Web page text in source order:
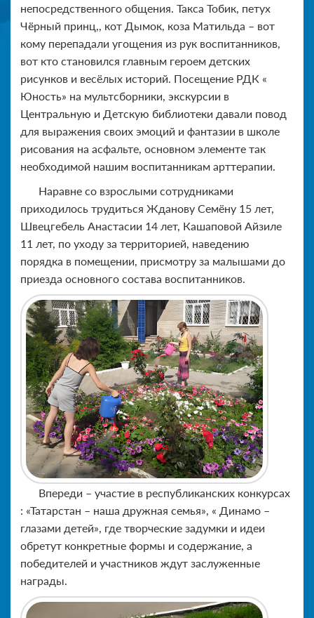
непосредственного общения. Такса Тобик, петух
Чёрный принц,, кот Дымок, коза Матильда – вот
кому перепадали угощения из рук воспитанников,
вот кто становился главным героем детских
рисунков и весёлых историй. Посещение РДК «
Юность» на мультсборники, экскурсии в
Центральную и Детскую библиотеки давали повод
для выражения своих эмоций и фантазии в школе
рисования на асфальте, основном элементе так
необходимой нашим воспитанникам арттерапии.
Наравне со взрослыми сотрудниками
приходилось трудиться Жданову Семёну 15 лет,
Швецгебель Анастасии 14 лет, Кашаповой Айзиле
11 лет, по уходу за территорией, наведению
порядка в помещении, присмотру за малышами до
приезда основного состава воспитанников.
Впереди – участие в республиканских конкурсах
: «Татарстан – наша дружная семья», « Динамо –
глазами детей», где творческие задумки и идеи
обретут конкретные формы и содержание, а
победителей и участников ждут заслуженные
награды.